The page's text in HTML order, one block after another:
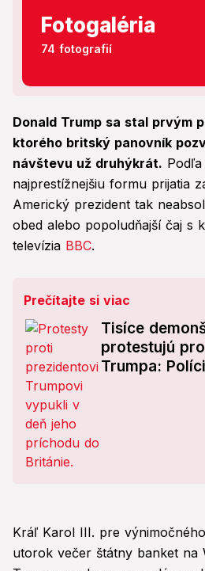
Fotogaléria
74 fotografií
Donald Trump sa stal prvým
ktorého britský panovník
návštevu už druhýkrát.
najprestížnejšiu formu prijatia
Americký prezident tak
obed alebo popoludňajší čaj s
televízia BBC.
Prečítajte si viac
Tisíce
protestujú
Trumpa:
Kráľ Karol III. pre
utorok večer štátny banket na